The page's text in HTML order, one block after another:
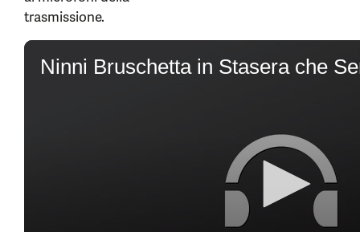
trasmissione.
Ninni Bruschetta in Stasera che
0
seconds